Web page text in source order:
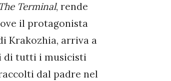
Terminal, rende
il protagonista
Krakozhia, arriva a
di tutti i musicisti
dal padre nel